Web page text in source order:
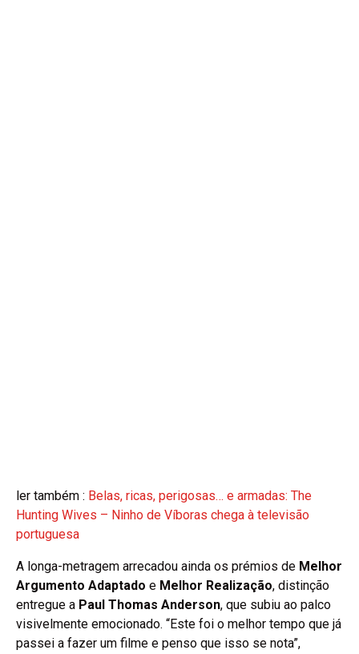
ler também : Belas, ricas, perigosas… e armadas: The
Hunting Wives – Ninho de Víboras chega à televisão
portuguesa
A longa-metragem arrecadou ainda os prémios de Melhor
Argumento Adaptado e Melhor Realização, distinção
entregue a Paul Thomas Anderson, que subiu ao palco
visivelmente emocionado. “Este foi o melhor tempo que já
passei a fazer um filme e penso que isso se nota”,